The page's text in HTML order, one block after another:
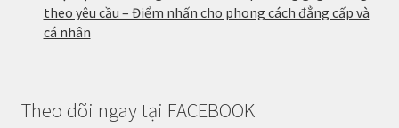
theo yêu cầu – Điểm nhấn cho phong cách đẳng cấp và
cá nhân
Theo dõi ngay tại FACEBOOK